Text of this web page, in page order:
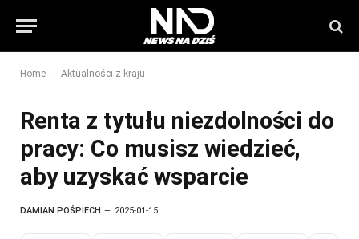
Home - Aktualności z kraju
Renta z tytułu niezdolności do
pracy: Co musisz wiedzieć,
aby uzyskać wsparcie
DAMIAN POŚPIECH 2025-01-15